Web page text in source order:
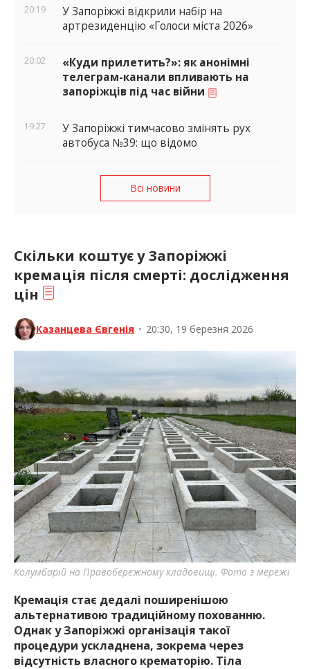
20:19
У Запоріжжі відкрили набір на
артрезиденцію «Голоси міста 2026»
20:02
«Куди прилетить?»: як анонімні
телеграм-канали впливають на
запоріжців під час війни
19:27
У Запоріжжі тимчасово змінять рух
автобуса №39: що відомо
Всі новини
Скільки коштує у Запоріжжі
кремація після смерті: дослідження
цін
Казанцева Євгенія • 20:30, 19 березня 2026
Колумбарій на Правобережному кладовищі. Фото з мережі
Кремація стає дедалі поширенішою
альтернативою традиційному похованню.
Однак у Запоріжжі організація такої
процедури ускладнена, зокрема через
відсутність власного крематорію. Тіла